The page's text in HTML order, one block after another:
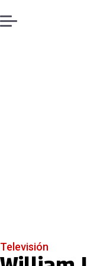
Televisión